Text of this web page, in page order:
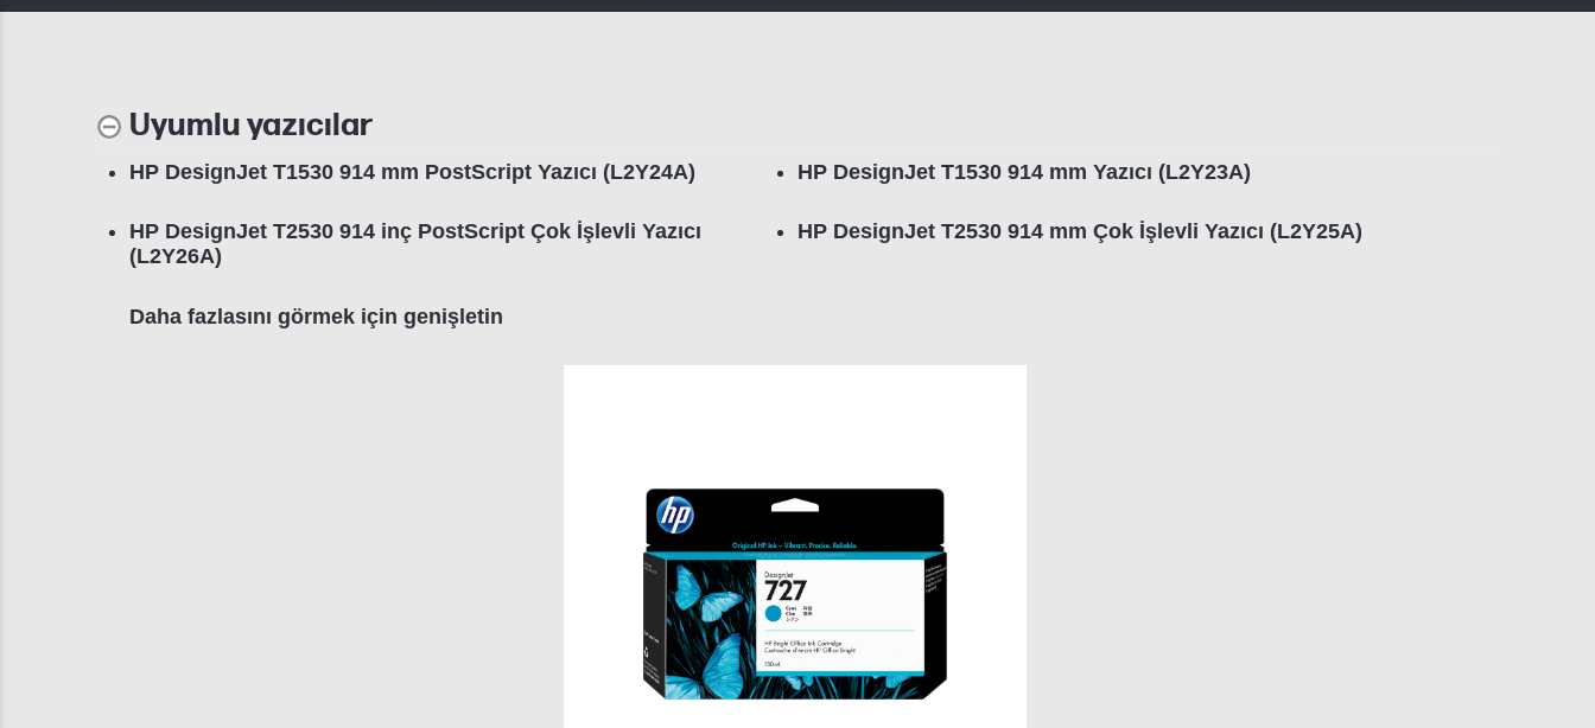
Uyumlu yazıcılar
HP DesignJet T1530 914 mm PostScript Yazıcı (L2Y24A) HP DesignJet T1530 914 mm Yazıcı (L2Y23A)
HP DesignJet T2530 914 inç PostScript Çok İşlevli Yazıcı
(L2Y26A)
HP DesignJet T2530 914 mm Çok İşlevli Yazıcı (L2Y25A)
Daha fazlasını görmek için genişletin